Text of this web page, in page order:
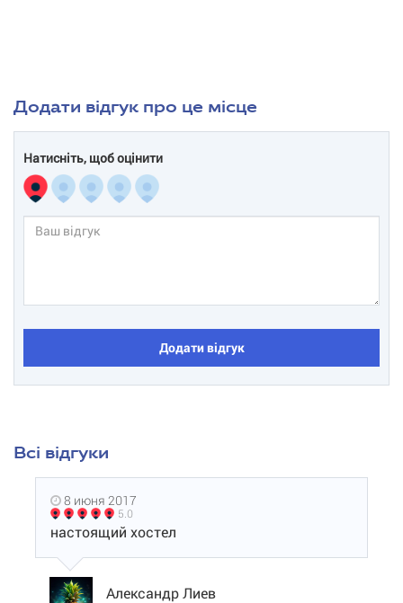
Додати відгук про це місце
Натисніть, щоб оцінити
Додати відгук
Всі відгуки
8 июня 2017
5.0
настоящий хостел
Александр Лиев